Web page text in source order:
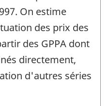
On estime
des prix des
des GPPA dont
directement,
d'autres séries